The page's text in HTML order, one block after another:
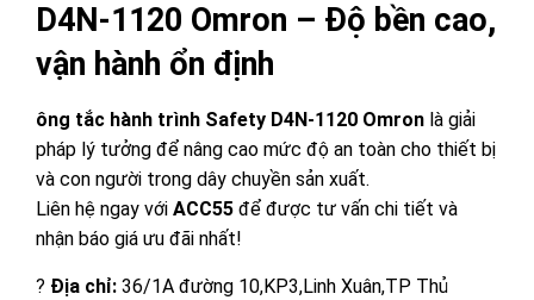
D4N-1120 Omron – Độ bền cao,
vận hành ổn định
ông tắc hành trình Safety D4N-1120 Omron là giải
pháp lý tưởng để nâng cao mức độ an toàn cho thiết bị
và con người trong dây chuyền sản xuất.
Liên hệ ngay với ACC55 để được tư vấn chi tiết và
nhận báo giá ưu đãi nhất!
? Địa chỉ: 36/1A đường 10,KP3,Linh Xuân,TP Thủ